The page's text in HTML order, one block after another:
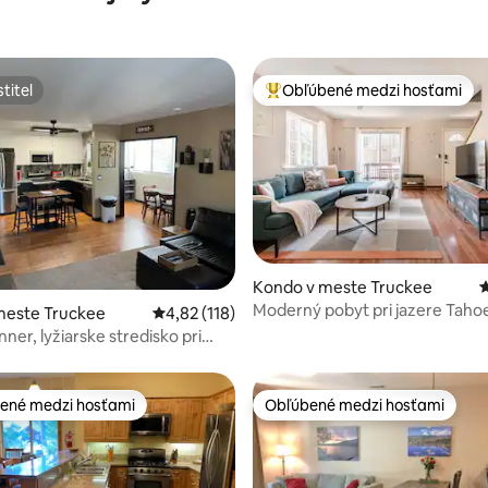
z 5, počet hodnotení: 233
Truckee Priemerné ohodnotenie 4,82 z 5, počet
4,82 (118)
lyžiarske stredisko pri
Najobľúbenejšie medzi hosťami
Obľúbené medzi hosťami
Kondo v meste Truckee
Moderný pobyt pri jazere
medzi hosťami
medzi hosťami Obľúbené medzi hosťami
Obľúbené medzi hosťami